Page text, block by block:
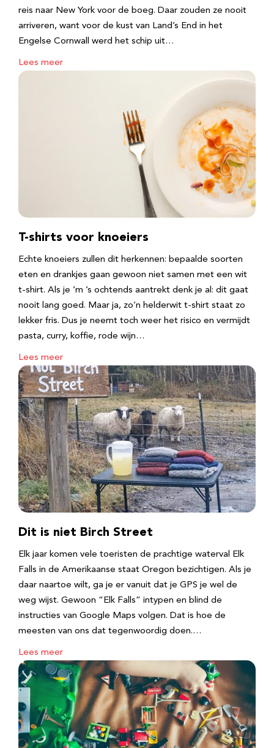
reis naar New York voor de boeg. Daar zouden ze nooit
arriveren, want voor de kust van Land’s End in het
Engelse Cornwall werd het schip uit…
Lees meer
T-shirts voor knoeiers
Echte knoeiers zullen dit herkennen: bepaalde soorten
eten en drankjes gaan gewoon niet samen met een wit
t-shirt. Als je ‘m ’s ochtends aantrekt denk je al: dit gaat
nooit lang goed. Maar ja, zo’n helderwit t-shirt staat zo
lekker fris. Dus je neemt toch weer het risico en vermijdt
pasta, curry, koffie, rode wijn…
Lees meer
Dit is niet Birch Street
Elk jaar komen vele toeristen de prachtige waterval Elk
Falls in de Amerikaanse staat Oregon bezichtigen. Als je
daar naartoe wilt, ga je er vanuit dat je GPS je wel de
weg wijst. Gewoon “Elk Falls” intypen en blind de
instructies van Google Maps volgen. Dat is hoe de
meesten van ons dat tegenwoordig doen.…
Lees meer